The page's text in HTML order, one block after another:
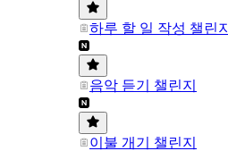
하루 할 일 작성 챌린지
음악 듣기 챌린지
이불 개기 챌린지